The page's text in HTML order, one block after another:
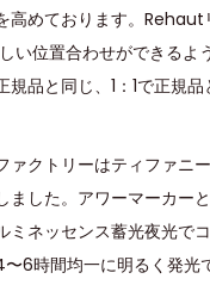
高めております。Rehaut
い位置合わせができるよ
規品と同じ、1：1で正規
ァクトリーはティファニ
ました。アワーマーカー
ミネッセンス蓄光夜光で
6時間均一に明るく発光